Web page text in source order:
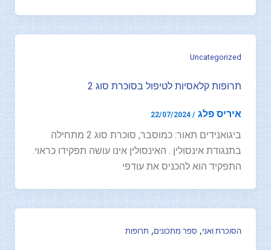
Uncategorized
תרופות קלאסיות לטיפול בסוכרת סוג 2
איריס פלג /
22/07/2024
ביגואנידים תאור: כמוסבר, סוכרת סוג 2 מתחילה
בתנגודת אינסולין . האינסולין אינו עושה תפקידו כראוי.
התפקיד הוא להכניס את עודפי
הסוכרת ואני, ספר מתכונים, תרופות